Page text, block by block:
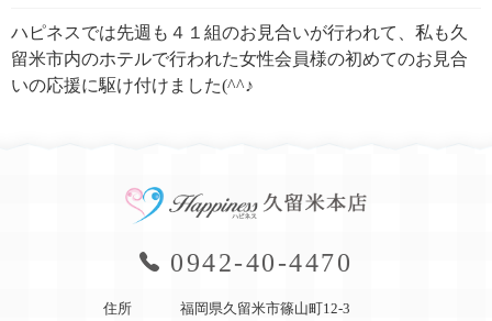
ハピネスでは先週も４１組のお見合いが行われて、私も久
留米市内のホテルで行われた女性会員様の初めてのお見合
いの応援に駆け付けました(^^♪
0942-40-4470
住所
福岡県久留米市篠山町12-3